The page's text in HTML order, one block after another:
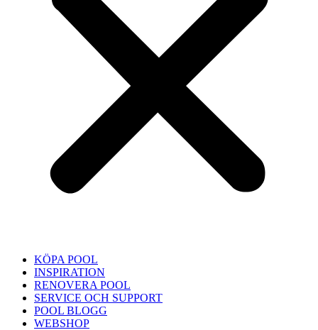
KÖPA POOL
INSPIRATION
RENOVERA POOL
SERVICE OCH SUPPORT
POOL BLOGG
WEBSHOP